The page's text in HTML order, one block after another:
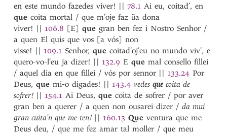
queixume
quejando
quejendo
quen1
quen
quen3
quen-quer
que-quer
quer
querela
querelar-se
querer
en este mundo fazedes viver! || 78.1 Ai eu, coitad’, en
que coita mortal / que m’oje faz ũa dona
viver! || 106.8 [E]que gran ben fez i Nostro Senhor /
a quen El quis que vos [a vós] non
visse! || 109.1 Senhor,que coitad’oj’eu no mundo viv’, e
quero-vo-l’eu ja dizer! || 132.9 Eque mal consello fillei
/ aquel dia en que fillei / vós por sennor || 133.24 Por
Deus,que mi-o digades! || 143.4 vedesque coita de
sofrer! || 154.1 Ai Deus,que coita de sofrer / por aver
gran ben a querer / a quen non ousarei dizer /da mui
gran cuita’n que me ten! || 160.13 Que ventura que me
Deus deu, / que me fez amar tal moller / que meu